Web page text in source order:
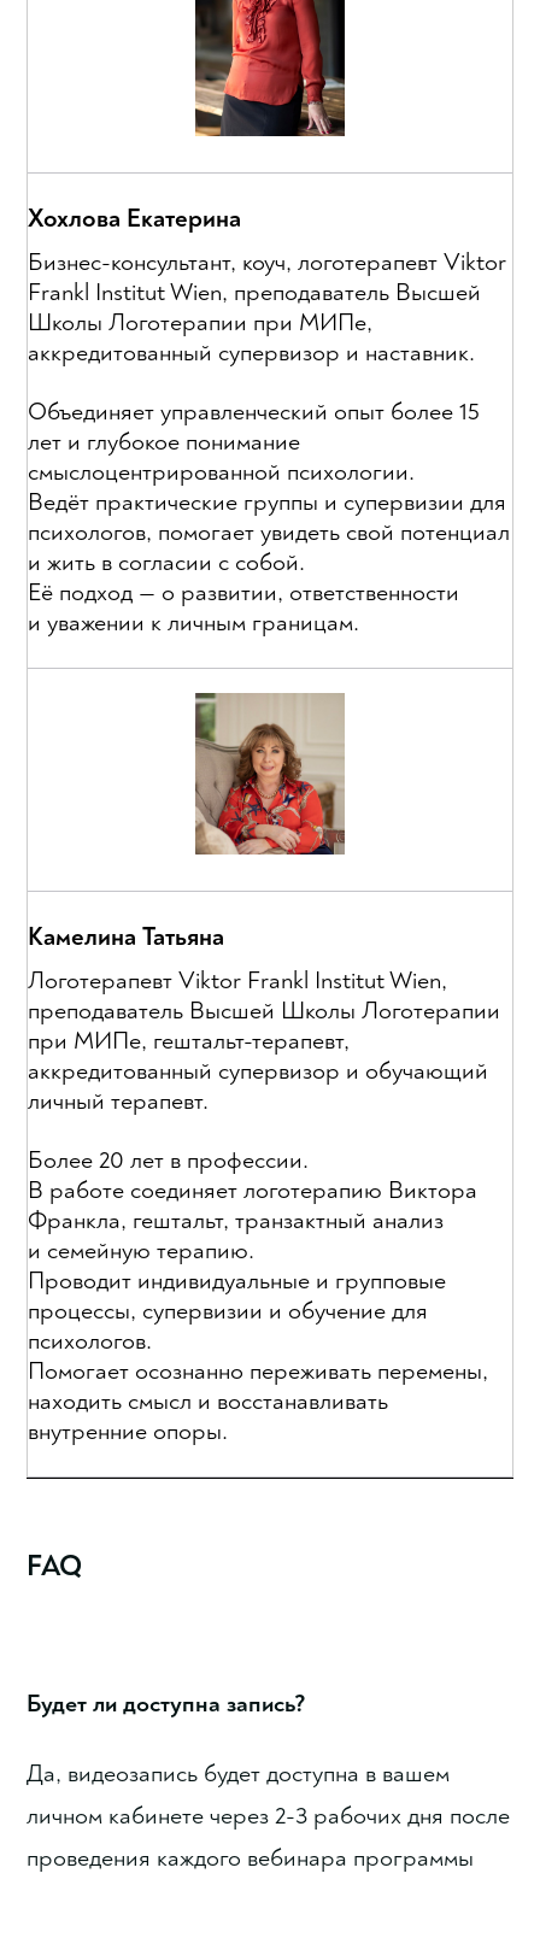
Хохлова Екатерина
Бизнес-консультант, коуч, логотерапевт Viktor
Frankl Institut Wien, преподаватель Высшей
Школы Логотерапии при МИПе,
аккредитованный супервизор и наставник.
Объединяет управленческий опыт более 15
лет и глубокое понимание
смыслоцентрированной психологии.
Ведёт практические группы и супервизии для
психологов, помогает увидеть свой потенциал
и жить в согласии с собой.
Её подход — о развитии, ответственности
и уважении к личным границам.
Камелина Татьяна
Логотерапевт Viktor Frankl Institut Wien,
преподаватель Высшей Школы Логотерапии
при МИПе, гештальт-терапевт,
аккредитованный супервизор и обучающий
личный терапевт.
Более 20 лет в профессии.
В работе соединяет логотерапию Виктора
Франкла, гештальт, транзактный анализ
и семейную терапию.
Проводит индивидуальные и групповые
процессы, супервизии и обучение для
психологов.
Помогает осознанно переживать перемены,
находить смысл и восстанавливать
внутренние опоры.
FAQ
Будет ли доступна запись?
Да, видеозапись будет доступна в вашем
личном кабинете через 2-3 рабочих дня после
проведения каждого вебинара программы